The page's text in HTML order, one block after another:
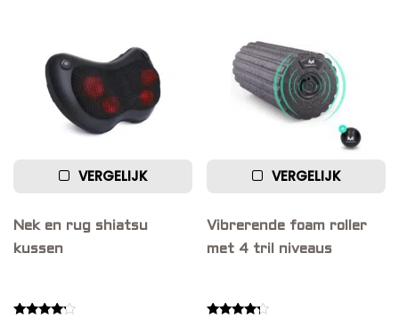
VERGELIJK
Nek en rug shiatsu
kussen
VERGELIJK
Vibrerende foam roller
met 4 tril niveaus